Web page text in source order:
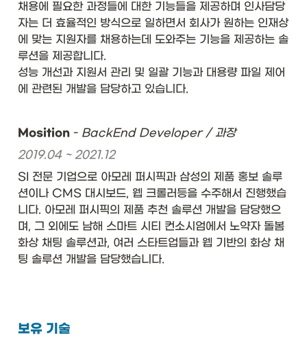
채용에 필요한 과정들에 대한 기능들을 제공하며 인사담당
자는 더 효율적인 방식으로 일하면서 회사가 원하는 인재상
에 맞는 지원자를 채용하는데 도와주는 기능을 제공하는 솔
루션을 제공합니다.
성능 개선과 지원서 관리 및 일괄 기능과 대용량 파일 제어
에 관련된 개발을 담당하고 있습니다.
Mosition - BackEnd Developer / 과장
2019.04 ~ 2021.12
SI 전문 기업으로 아모레 퍼시픽과 삼성의 제품 홍보 솔루
션이나 CMS 대시보드, 웹 크롤러등을 수주해서 진행했습
니다. 아모레 퍼시픽의 제품 추천 솔루션 개발을 담당했으
며, 그 외에도 남해 스마트 시티 컨소시엄에서 노약자 돌봄
화상 채팅 솔루션과, 여러 스타트업들과 웹 기반의 화상 채
팅 솔루션 개발을 담당했습니다.
보유 기술